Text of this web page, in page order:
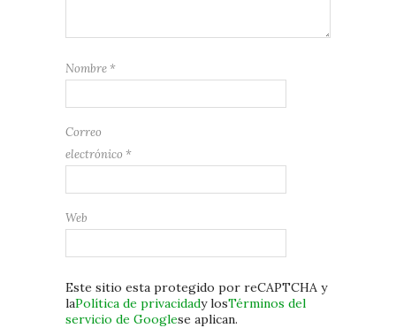
Nombre *
Correo
electrónico *
Web
Este sitio esta protegido por reCAPTCHA y
laPolítica de privacidady losTérminos del
servicio de Googlese aplican.